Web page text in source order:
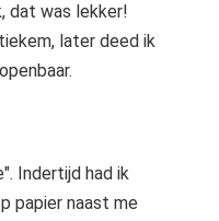
dat was lekker!
later deed ik
Indertijd had ik
papier naast me